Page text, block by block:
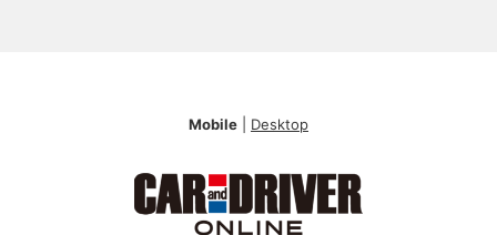
Mobile Desktop